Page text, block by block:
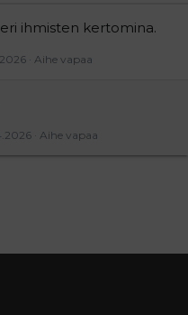
ihmisten kertomina.
Aihe vapaa
Aihe vapaa